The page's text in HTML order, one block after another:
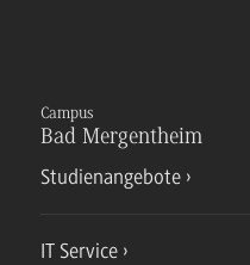
Campus
Bad Mergentheim
Studienangebote
IT Service